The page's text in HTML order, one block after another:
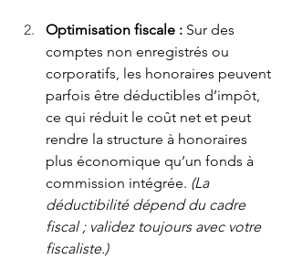
Optimisation fiscale : Sur des
comptes non enregistrés ou
corporatifs, les honoraires peuvent
parfois être déductibles d’impôt,
ce qui réduit le coût net et peut
rendre la structure à honoraires
plus économique qu’un fonds à
commission intégrée. (La
déductibilité dépend du cadre
fiscal ; validez toujours avec votre
fiscaliste.)